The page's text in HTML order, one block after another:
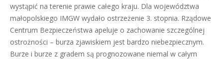
wystąpić na terenie prawie całego kraju. Dla województwa
małopolskiego IMGW wydało ostrzeżenie 3. stopnia. Rządowe
Centrum Bezpieczeństwa apeluje o zachowanie szczególnej
ostrożności – burza zjawiskiem jest bardzo niebezpiecznym.
Burze i burze z gradem są prognozowane niemal w całym